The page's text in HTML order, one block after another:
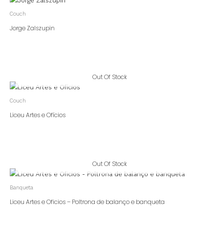
Couch
Jorge Zalszupin
Out Of Stock
Couch
Liceu Artes e Ofícios
Out Of Stock
Banqueta
Liceu Artes e Oficios – Poltrona de balanço e banqueta